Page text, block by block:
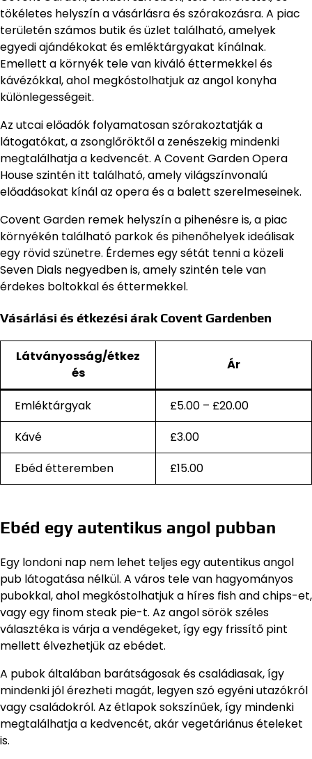
tökéletes helyszín a vásárlásra és szórakozásra. A piac
területén számos butik és üzlet található, amelyek
egyedi ajándékokat és emléktárgyakat kínálnak.
Emellett a környék tele van kiváló éttermekkel és
kávézókkal, ahol megkóstolhatjuk az angol konyha
különlegességeit.
Az utcai előadók folyamatosan szórakoztatják a
látogatókat, a zsonglőröktől a zenészekig mindenki
megtalálhatja a kedvencét. A Covent Garden Opera
House szintén itt található, amely világszínvonalú
előadásokat kínál az opera és a balett szerelmeseinek.
Covent Garden remek helyszín a pihenésre is, a piac
környékén található parkok és pihenőhelyek ideálisak
egy rövid szünetre. Érdemes egy sétát tenni a közeli
Seven Dials negyedben is, amely szintén tele van
érdekes boltokkal és éttermekkel.
Vásárlási és étkezési árak Covent Gardenben
Látványosság/étkez
és
Ár
Emléktárgyak
£5.00 – £20.00
Kávé
£3.00
Ebéd étteremben
£15.00
Ebéd egy autentikus angol pubban
Egy londoni nap nem lehet teljes egy autentikus angol
pub látogatása nélkül. A város tele van hagyományos
pubokkal, ahol megkóstolhatjuk a híres fish and chips-et,
vagy egy finom steak pie-t. Az angol sörök széles
választéka is várja a vendégeket, így egy frissítő pint
mellett élvezhetjük az ebédet.
A pubok általában barátságosak és családiasak, így
mindenki jól érezheti magát, legyen szó egyéni utazókról
vagy családokról. Az étlapok sokszínűek, így mindenki
megtalálhatja a kedvencét, akár vegetáriánus ételeket
is.